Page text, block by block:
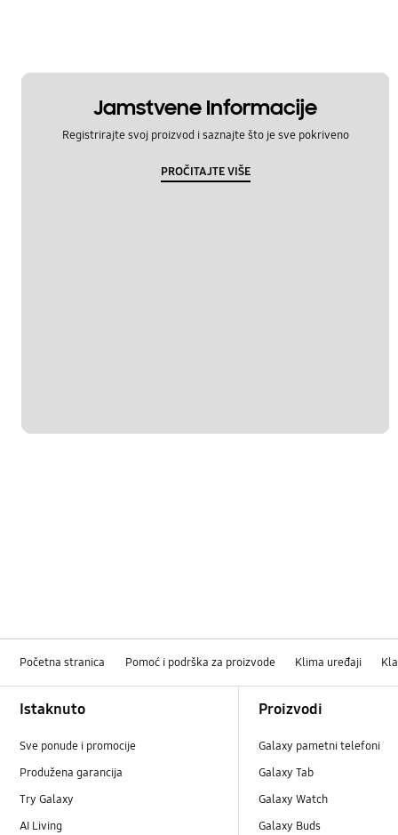
Jamstvene Informacije
Registrirajte svoj proizvod i saznajte što je sve pokriveno
PROČITAJTE VIŠE
Početna stranica Pomoć i podrška za proizvode Klima uređaji
Istaknuto
Sve ponude i promocije
Produžena garancija
Try Galaxy
AI Living
Proizvodi
Galaxy pametni telefoni
Galaxy Tab
Galaxy Watch
Galaxy Buds